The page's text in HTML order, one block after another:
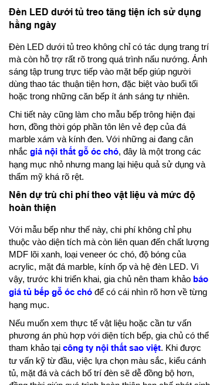
Đèn LED dưới tủ treo tăng tiện ích sử dụng
hằng ngày
Đèn LED dưới tủ treo không chỉ có tác dụng trang trí
mà còn hỗ trợ rất rõ trong quá trình nấu nướng. Ánh
sáng tập trung trực tiếp vào mặt bếp giúp người
dùng thao tác thuận tiện hơn, đặc biệt vào buổi tối
hoặc trong những căn bếp ít ánh sáng tự nhiên.
Chi tiết này cũng làm cho mẫu bếp trông hiện đại
hơn, đồng thời góp phần tôn lên vẻ đẹp của đá
marble xám và kính đen. Với những ai đang cân
nhắc giá nội thất gỗ óc chó, đây là một trong các
hạng mục nhỏ nhưng mang lại hiệu quả sử dụng và
thẩm mỹ khá rõ rệt.
Nên dự trù chi phí theo vật liệu và mức độ
hoàn thiện
Với mẫu bếp như thế này, chi phí không chỉ phụ
thuộc vào diện tích mà còn liên quan đến chất lượng
MDF lõi xanh, loại veneer óc chó, độ bóng của
acrylic, mặt đá marble, kính ốp và hệ đèn LED. Vì
vậy, trước khi triển khai, gia chủ nên tham khảo báo
giá tủ bếp gỗ óc chó để có cái nhìn rõ hơn về từng
hạng mục.
Nếu muốn xem thực tế vật liệu hoặc cần tư vấn
phương án phù hợp với diện tích bếp, gia chủ có thể
tham khảo tại công ty nội thất sao việt. Khi được
tư vấn kỹ từ đầu, việc lựa chọn màu sắc, kiểu cánh
tủ, mặt đá và cách bố trí đèn sẽ dễ đồng bộ hơn,